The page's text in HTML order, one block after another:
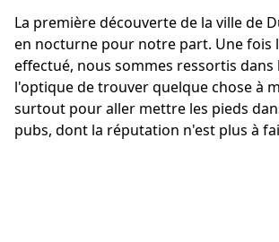
La première découverte de la ville de
en nocturne pour notre part. Une fois
effectué, nous sommes ressortis dans
l'optique de trouver quelque chose à
surtout pour aller mettre les pieds
pubs, dont la réputation n'est plus à